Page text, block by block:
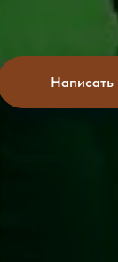
Написать